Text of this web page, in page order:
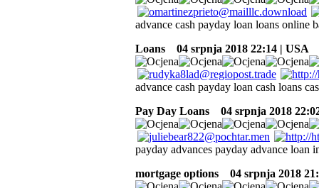
advance cash payday loan loans online
Loans
04 srpnja 2018 22:14 | USA
advance cash payday loan cash loans
Pay Day Loans
04 srpnja 2018
payday advances payday advance loan
mortgage options
04 srpnja 2018